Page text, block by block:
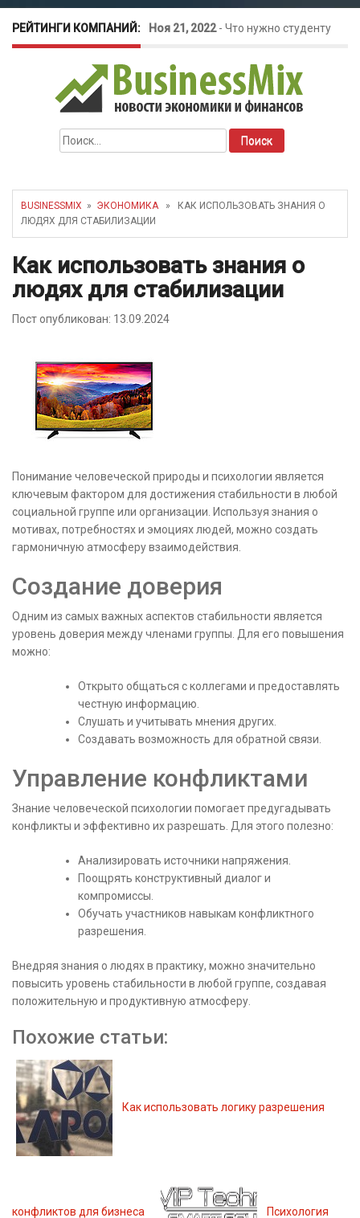
РЕЙТИНГИ КОМПАНИЙ: Ноя 21, 2022- Что нужно студенту
для открытия бизнеса?
Окт 26, 2022-Телефония для
amoCRM: лучшие инструменты для
бизнеса
как защитить свой бизнес?
Найти:
BUSINESSMIX » ЭКОНОМИКА» КАК ИСПОЛЬЗОВАТЬ ЗНАНИЯ О
ЛЮДЯХ ДЛЯ СТАБИЛИЗАЦИИ
Как использовать знания о
людях для стабилизации
Пост опубликован: 13.09.2024
Понимание человеческой природы и психологии является
ключевым фактором для достижения стабильности в любой
социальной группе или организации. Используя знания о
мотивах, потребностях и эмоциях людей, можно создать
гармоничную атмосферу взаимодействия.
Создание доверия
Одним из самых важных аспектов стабильности является
уровень доверия между членами группы. Для его повышения
можно:
Открыто общаться с коллегами и предоставлять
честную информацию.
Слушать и учитывать мнения других.
Создавать возможность для обратной связи.
Управление конфликтами
Знание человеческой психологии помогает предугадывать
конфликты и эффективно их разрешать. Для этого полезно:
Анализировать источники напряжения.
Поощрять конструктивный диалог и
компромиссы.
Обучать участников навыкам конфликтного
разрешения.
Внедряя знания о людях в практику, можно значительно
повысить уровень стабильности в любой группе, создавая
положительную и продуктивную атмосферу.
Похожие статьи:
Как использовать логику разрешения
конфликтов для бизнеса Психология